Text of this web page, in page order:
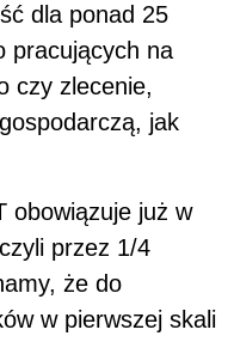
dla ponad 25
pracujących na
czy zlecenie,
jak
obowiązuje już w
przez 1/4
że do
w pierwszej skali